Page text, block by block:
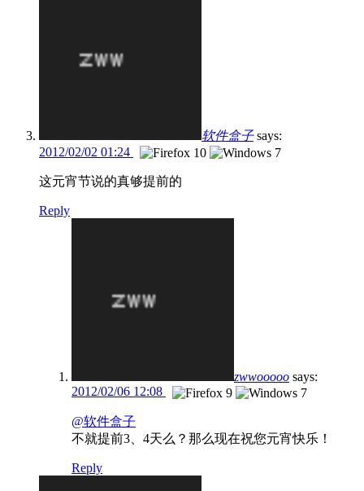
软件盒子 says:
2012/02/02 01:24
这元宵节说的真够提前的
Reply
zwwooooo says:
2012/02/06 12:08
@软件盒子
不就提前3、4天么？那么现在祝您元宵快乐！
Reply